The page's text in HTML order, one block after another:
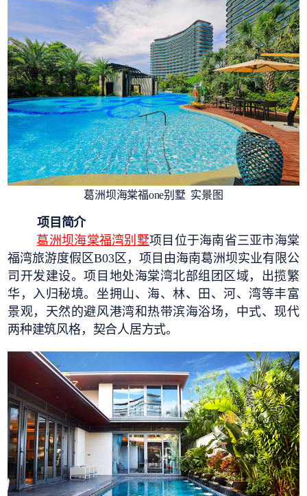
葛洲坝海棠福one别墅 实景图
项目简介
葛洲坝海棠福湾别墅项目位于海南省三亚市海棠
福湾旅游度假区B03区，项目由海南葛洲坝实业有限公
司开发建设。项目地处海棠湾北部组团区域，出揽繁
华，入归秘境。坐拥山、海、林、田、河、湾等丰富
景观，天然的避风港湾和热带滨海浴场，中式、现代
两种建筑风格，契合人居方式。